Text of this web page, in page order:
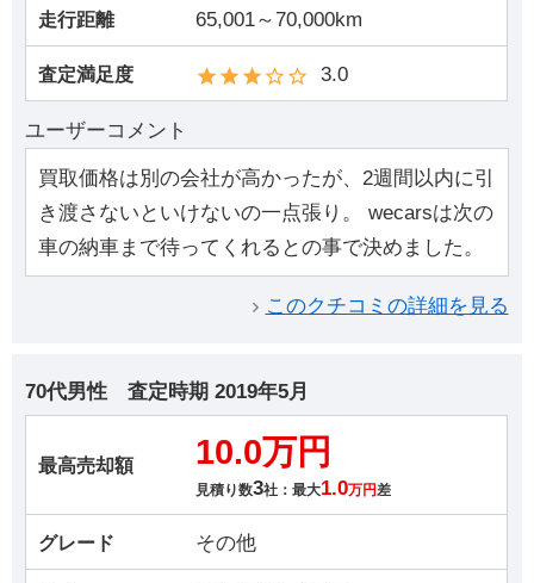
走行距離 65,001～70,000km
査定満足度 3.0
ユーザーコメント
買取価格は別の会社が高かったが、2週間以内に引
き渡さないといけないの一点張り。 wecarsは次の
車の納車まで待ってくれるとの事で決めました。
このクチコミの詳細を見る
70代男性 査定時期 2019年5月
最高売却額 10.0万円
見積り数3社：最大1.0万円差
グレード その他